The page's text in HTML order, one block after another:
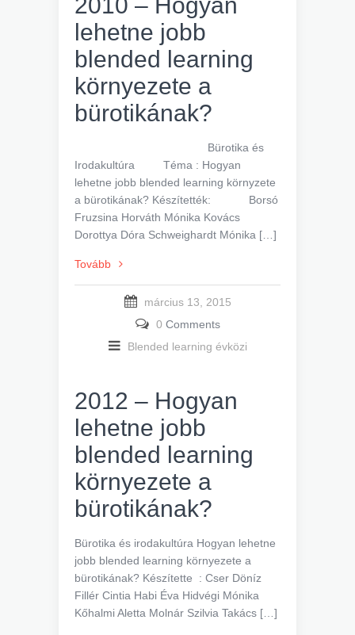
lehetne jobb
blended learning
környezete a
bürotikának?
Bürotika és
Irodakultúra Téma : Hogyan
lehetne jobb blended learning környzete
a bürotikának? Készítették: Borsó
Fruzsina Horváth Mónika Kovács
Dorottya Dóra Schweighardt Mónika […]
Tovább
március 13, 2015
0 Comments
Blended learning évközi
2012 – Hogyan
lehetne jobb
blended learning
környezete a
bürotikának?
Bürotika és irodakultúra Hogyan lehetne
jobb blended learning környezete a
bürotikának? Készítette : Cser Döníz
Fillér Cintia Habi Éva Hidvégi Mónika
Kőhalmi Aletta Molnár Szilvia Takács […]